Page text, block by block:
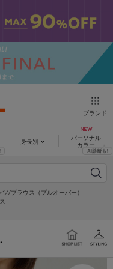
ブランド
身長別
パーソナル
カラー
ツ/ブラウス（プルオーバー）